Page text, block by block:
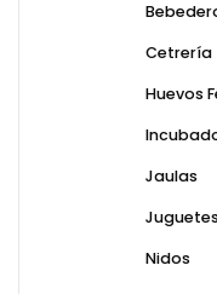
Cetrería
Huevos
Jaulas
Juguetes
Nidos